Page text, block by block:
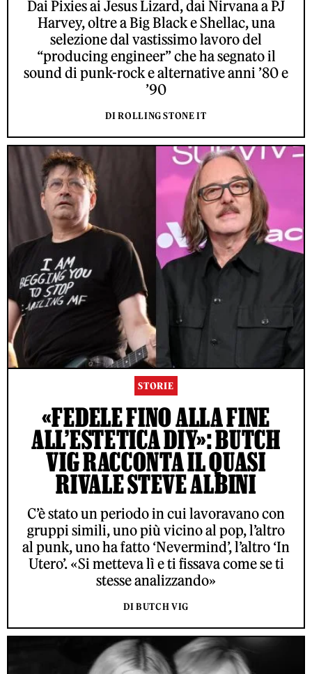
Dai Pixies ai Jesus Lizard, dai Nirvana a PJ
Harvey, oltre a Big Black e Shellac, una
selezione dal vastissimo lavoro del
“producing engineer” che ha segnato il
sound di punk-rock e alternative anni ’80 e
’90
DI ROLLING STONE IT
STORIE
«FEDELE FINO ALLA FINE
ALL’ESTETICA DIY»: BUTCH
VIG RACCONTA IL QUASI
RIVALE STEVE ALBINI
C’è stato un periodo in cui lavoravano con
gruppi simili, uno più vicino al pop, l’altro
al punk, uno ha fatto ‘Nevermind’, l’altro ‘In
Utero’. «Si metteva lì e ti fissava come se ti
stesse analizzando»
DI BUTCH VIG